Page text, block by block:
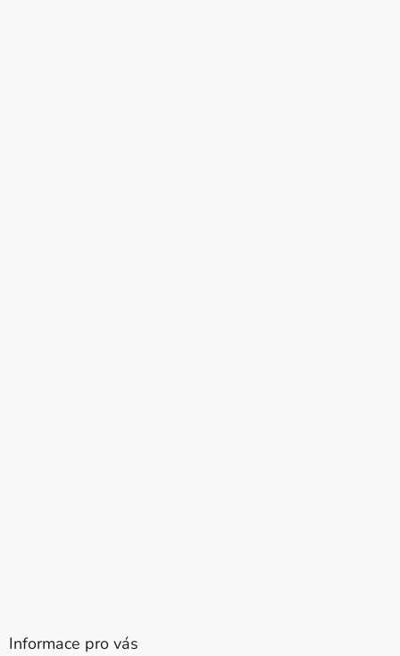
Informace pro vás